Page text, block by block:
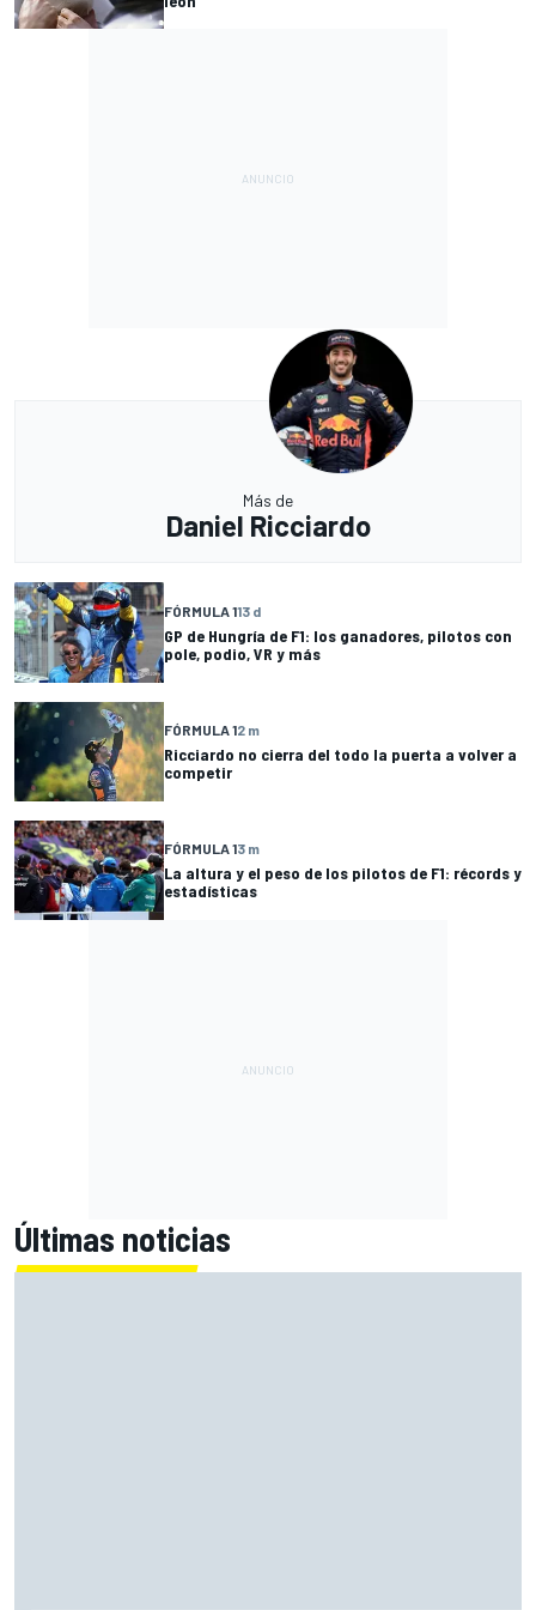
Más de
Daniel Ricciardo
FÓRMULA 113 d
GP de Hungría de F1: los ganadores, pilotos con
pole, podio, VR y más
FÓRMULA 12 m
Ricciardo no cierra del todo la puerta a volver a
competir
FÓRMULA 13 m
La altura y el peso de los pilotos de F1: récords y
estadísticas
Últimas noticias